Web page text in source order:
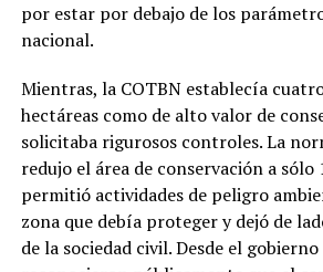
por estar por debajo de los
nacional.
Mientras, la COTBN establecía
hectáreas como de alto valor de
solicitaba rigurosos controles. La
redujo el área de conservación a
permitió actividades de peligro
zona que debía proteger y dejó de
de la sociedad civil.Desde el